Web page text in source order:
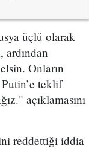
üçlü olarak
Onların
teklif
açıklamasını
reddettiği iddia